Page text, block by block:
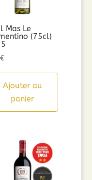
Mas Le
(75cl)
€
Ajouter au
panier